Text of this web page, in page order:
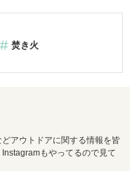
焚き火
アウトドアに関する情報を皆
もやってるので見て